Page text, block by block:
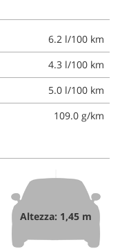
6.2 l/100 km
4.3 l/100 km
5.0 l/100 km
109.0 g/km
Altezza: 1,45 m